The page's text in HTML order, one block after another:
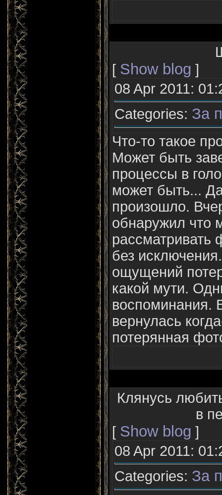
[ Show blog ]
08 Apr 2011:
Categories: За
Что-то такое
Может быть
процессы в
может быть...
произошло.
обнаружил что
рассматривать
без
ощущений
какой мути.
воспоминания.
вернулась
потерянная
Клянусь
в
[ Show blog ]
08 Apr 2011:
Categories: За